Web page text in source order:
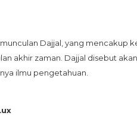
Dajjal, yang mencakup
akhir zaman. Dajjal disebut
ilmu pengetahuan.